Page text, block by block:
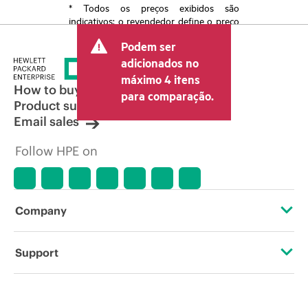
* Todos os preços exibidos são
indicativos; o revendedor define o preço
taxas, como IVA/imposto sobre vendas e
envio. O preço transacional definido
pelo revendedor pode variar em relação
a outros revendedores e ao preço
indicativo exibido. O preço indicativo
poderá incluir ofertas promocionais por
tempo limitado. A HPE se reserva o
qualquer momento por motivos que
incluem, sem limitação, mudança nas
de produtos, disponibilidade de
Podem ser
adicionados no
máximo 4 itens
para comparação.
How to buy
Product support
Email sales
Follow HPE on
Company
About HPE
Support